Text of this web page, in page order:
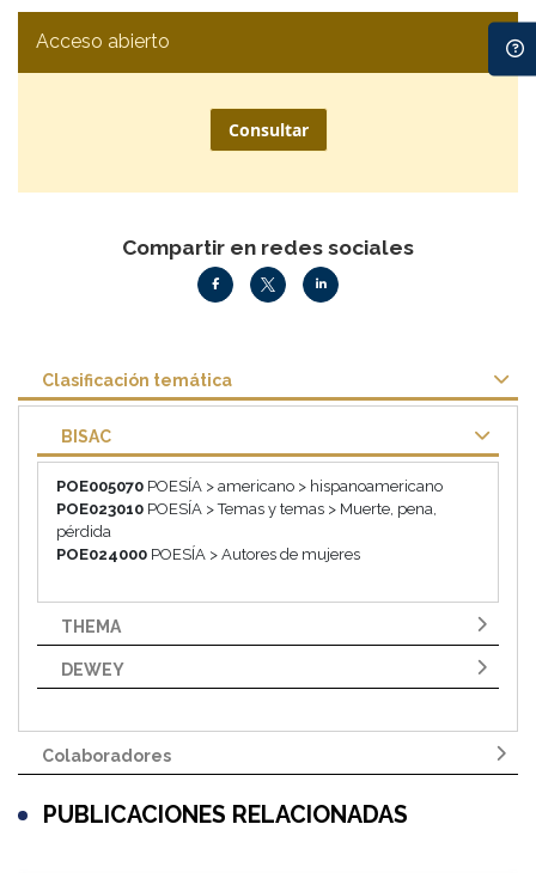
Acceso abierto
Consultar
Compartir en redes sociales
Clasificación temática
BISAC
POE005070 POESÍA > americano > hispanoamericano
POE023010 POESÍA > Temas y temas > Muerte, pena,
pérdida
POE024000 POESÍA > Autores de mujeres
THEMA
DEWEY
Colaboradores
PUBLICACIONES RELACIONADAS